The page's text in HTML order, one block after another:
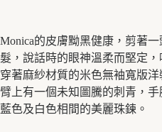
Monica的皮膚黝黑健康，剪著
髮，說話時的眼神溫柔而堅定
穿著麻紗材質的米色無袖寬版
臂上有一個未知圖騰的刺青，
藍色及白色相間的美麗珠鍊。